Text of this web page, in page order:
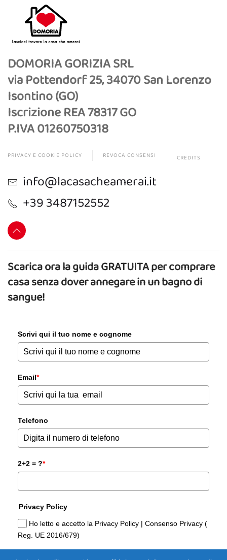
DOMORIA GORIZIA SRL
via Pottendorf 25, 34070 San Lorenzo
Isontino (GO)
Iscrizione REA 78317 GO
P.IVA 01260750318
PRIVACY E COOKIE POLICY REVOCA CONSENSI CREDITS
info@lacasacheamerai.it
+39 3487152552
Scarica ora la guida GRATUITA per comprare
casa senza dover annegare in un bagno di
sangue!
Scrivi qui il tuo nome e cognome
Email*
Telefono
2+2 = ?*
Privacy Policy
Ho letto e accetto la Privacy Policy | Consenso Privacy (
Reg. UE 2016/679)